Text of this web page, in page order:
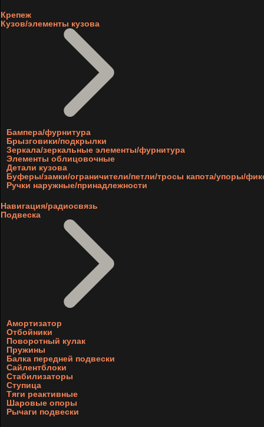
Крепеж
Кузов/элементы кузова
Бампера/фурнитура
Брызговики/подкрылки
Зеркала/зеркальные элементы/фурнитура
Элементы облицовочные
Детали кузова
Буферы/замки/ограничители/петли/тросы капота/упоры/
Ручки наружные/принадлежности
Навигация/радиосвязь
Подвеска
Амортизатор
Отбойники
Поворотный кулак
Пружины
Балка передней подвески
Сайлентблоки
Стабилизаторы
Ступица
Тяги реактивные
Шаровые опоры
Рычаги подвески